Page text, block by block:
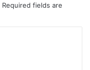
Required fields are